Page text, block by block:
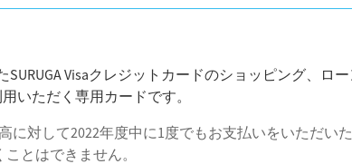
Visaクレジットカードのショッピング、ロ
いただく専用カードです。
に対して2022年度中に1度でもお支払いをいただい
とはできません。